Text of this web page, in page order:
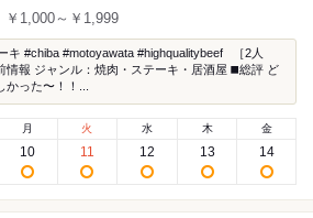
￥1,000～￥1,999
キ #chiba #motoyawata #highqualitybeef ⁡ ⁡ ［2人
情報 ジャンル：焼肉・ステーキ・居酒屋 ◼️総評 ど
った〜！！...
月
10
火
11
水
12
木
13
金
14